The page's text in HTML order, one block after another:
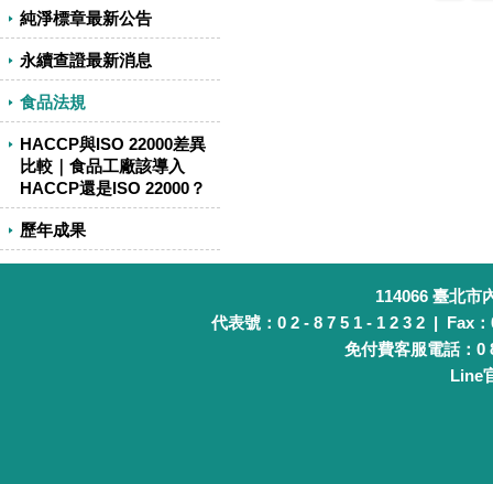
純淨標章最新公告
永續查證最新消息
食品法規
HACCP與ISO 22000差異
比較｜食品工廠該導入
HACCP還是ISO 22000？
歷年成果
114066 臺北市
代表號：0 2 - 8 7 5 1 - 1 2 3 2 | Fax
免付費客服電話：0
Line